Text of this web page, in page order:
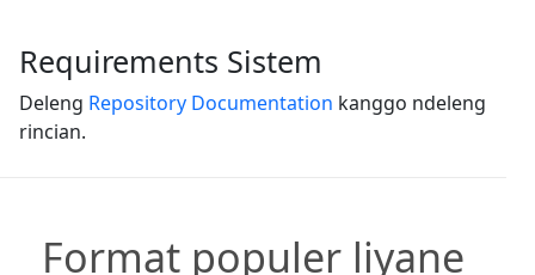
Requirements Sistem
Deleng Repository Documentation kanggo ndeleng
rincian.
Format populer liyane